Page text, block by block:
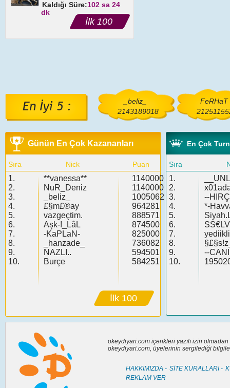
Kaldığı Süre:102 sa 24
dk
İlk 100
_beliz_
2143189018
FeRHaT
Günün En Çok Kazananları
Sıra Nick Puan
1.
2.
3.
4.
5.
6.
7.
8.
9.
10.
**vanessa**
NuR_Deniz
_beliz_
£§m£®ay
vazgeçtim.
Aşk-!_LâL
-KaPLaN-
_hanzade_
NAZLI..
Burçe
1140000
1140000
1005062
964281
888571
874500
825000
736082
594501
584251
İlk 100
En Çok
Sıra
1.
2.
3.
4.
5.
6.
7.
8.
9.
10.
--
*-
--
okeydiyari.com içerikleri yazılı izin
okeydiyari.com, üyelerinin sergilediği
HAKKIMIZDA - SİTE KURALLARI -
REKLAM VER